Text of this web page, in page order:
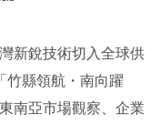
新銳技術切入全球供
竹縣領航・南向躍
南亞市場觀察、企業